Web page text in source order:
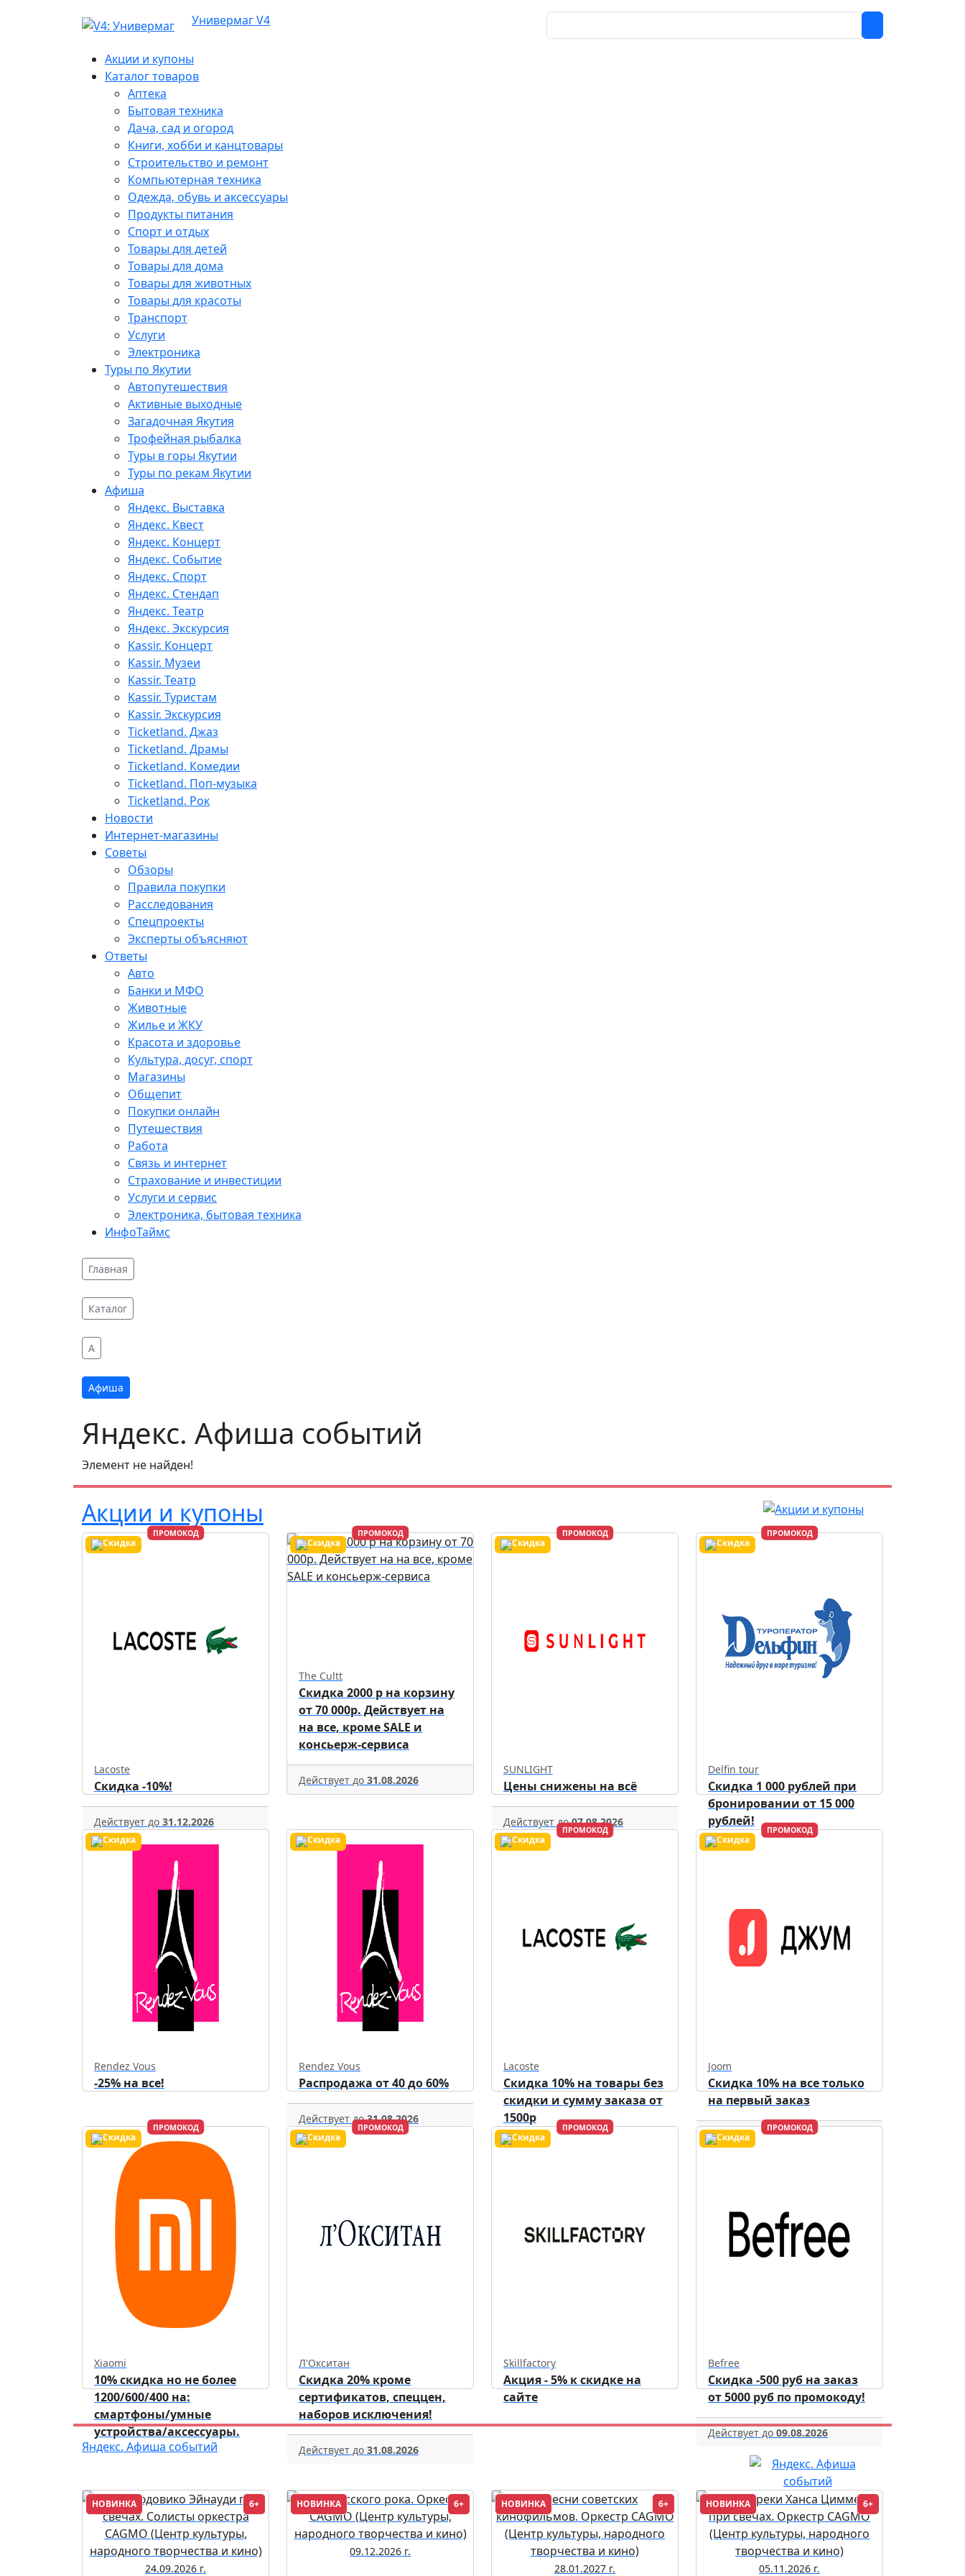
Универмаг V4
Акции и купоны
Каталог товаров
Аптека
Бытовая техника
Дача, сад и огород
Книги, хобби и канцтовары
Строительство и ремонт
Компьютерная техника
Одежда, обувь и аксессуары
Продукты питания
Спорт и отдых
Товары для детей
Товары для дома
Товары для животных
Товары для красоты
Транспорт
Услуги
Электроника
Туры по Якутии
Автопутешествия
Активные выходные
Загадочная Якутия
Трофейная рыбалка
Туры в горы Якутии
Туры по рекам Якутии
Афиша
Яндекс. Выставка
Яндекс. Квест
Яндекс. Концерт
Яндекс. Событие
Яндекс. Спорт
Яндекс. Стендап
Яндекс. Театр
Яндекс. Экскурсия
Kassir. Концерт
Kassir. Музеи
Kassir. Театр
Kassir. Туристам
Kassir. Экскурсия
Ticketland. Джаз
Ticketland. Драмы
Ticketland. Комедии
Ticketland. Поп-музыка
Ticketland. Рок
Новости
Интернет-магазины
Советы
Обзоры
Правила покупки
Расследования
Спецпроекты
Эксперты объясняют
Ответы
Авто
Банки и МФО
Животные
Жилье и ЖКУ
Красота и здоровье
Культура, досуг, спорт
Магазины
Общепит
Покупки онлайн
Путешествия
Работа
Связь и интернет
Страхование и инвестиции
Услуги и сервис
Электроника, бытовая техника
ИнфоТаймс
Главная
Каталог
A
Афиша
Яндекс. Афиша событий
Элемент не найден!
Акции и купоны
ПРОМОКОД
Lacoste
Скидка -10%!
Действует до 31.12.2026
ПРОМОКОД
The Cultt
Скидка 2000 р на корзину
от 70 000р. Действует на
на все, кроме SALE и
консьерж-сервиса
Действует до 31.08.2026
ПРОМОКОД
SUNLIGHT
Цены снижены на всё
Действует до07.08.2026
ПРОМОКОД
Delfin tour
Скидка 1 000 рублей при
бронировании от 15 000
рублей!
Rendez Vous
-25% на все!
Rendez Vous
Распродажа от 40 до 60%
Действует до31.08.2026
ПРОМОКОД
Lacoste
Скидка 10% на товары без
скидки и сумму заказа от
1500р
ПРОМОКОД
Joom
Скидка 10% на все только
на первый заказ
Действует до31.12.2026
ПРОМОКОД
Xiaomi
10% скидка но не более
1200/600/400 на:
смартфоны/умные
устройства/аксессуары.
ПРОМОКОД
Л'Окситан
Скидка 20% кроме
сертификатов, спеццен,
наборов исключения!
Действует до 31.08.2026
ПРОМОКОД
Skillfactory
Акция - 5% к скидке на
сайте
ПРОМОКОД
Befree
Скидка -500 руб на заказ
от 5000 руб по промокоду!
Действует до 09.08.2026
Яндекс. Афиша событий
НОВИНКА 6+
24.09.2026 г.
НОВИНКА 6+
09.12.2026 г.
НОВИНКА 6+
28.01.2027 г.
НОВИНКА 6+
05.11.2026 г.